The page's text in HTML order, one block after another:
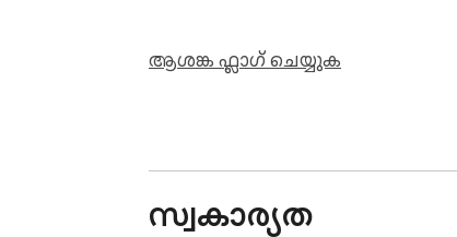
ആശങ്ക ഫ്ലാഗ് ചെയ്യുക
സ്വകാര്യത